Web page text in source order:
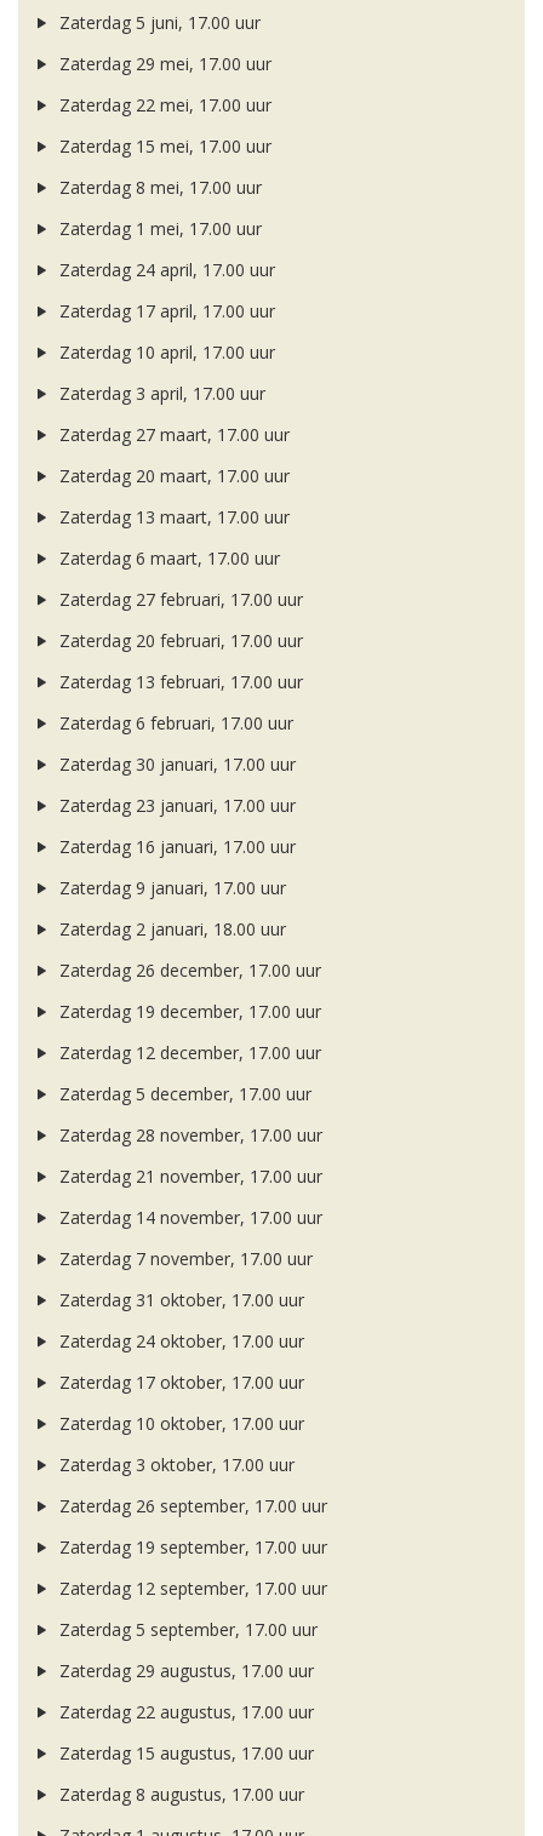
Zaterdag 5 juni, 17.00 uur
Zaterdag 29 mei, 17.00 uur
Zaterdag 22 mei, 17.00 uur
Zaterdag 15 mei, 17.00 uur
Zaterdag 8 mei, 17.00 uur
Zaterdag 1 mei, 17.00 uur
Zaterdag 24 april, 17.00 uur
Zaterdag 17 april, 17.00 uur
Zaterdag 10 april, 17.00 uur
Zaterdag 3 april, 17.00 uur
Zaterdag 27 maart, 17.00 uur
Zaterdag 20 maart, 17.00 uur
Zaterdag 13 maart, 17.00 uur
Zaterdag 6 maart, 17.00 uur
Zaterdag 27 februari, 17.00 uur
Zaterdag 20 februari, 17.00 uur
Zaterdag 13 februari, 17.00 uur
Zaterdag 6 februari, 17.00 uur
Zaterdag 30 januari, 17.00 uur
Zaterdag 23 januari, 17.00 uur
Zaterdag 16 januari, 17.00 uur
Zaterdag 9 januari, 17.00 uur
Zaterdag 2 januari, 18.00 uur
Zaterdag 26 december, 17.00 uur
Zaterdag 19 december, 17.00 uur
Zaterdag 12 december, 17.00 uur
Zaterdag 5 december, 17.00 uur
Zaterdag 28 november, 17.00 uur
Zaterdag 21 november, 17.00 uur
Zaterdag 14 november, 17.00 uur
Zaterdag 7 november, 17.00 uur
Zaterdag 31 oktober, 17.00 uur
Zaterdag 24 oktober, 17.00 uur
Zaterdag 17 oktober, 17.00 uur
Zaterdag 10 oktober, 17.00 uur
Zaterdag 3 oktober, 17.00 uur
Zaterdag 26 september, 17.00 uur
Zaterdag 19 september, 17.00 uur
Zaterdag 12 september, 17.00 uur
Zaterdag 5 september, 17.00 uur
Zaterdag 29 augustus, 17.00 uur
Zaterdag 22 augustus, 17.00 uur
Zaterdag 15 augustus, 17.00 uur
Zaterdag 8 augustus, 17.00 uur